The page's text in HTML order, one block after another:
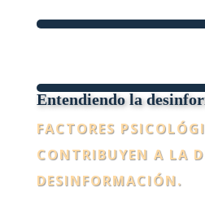
Entendiendo la
FACTORES
CONTRIBUYEN A LA
DESINFORMACIÓN.